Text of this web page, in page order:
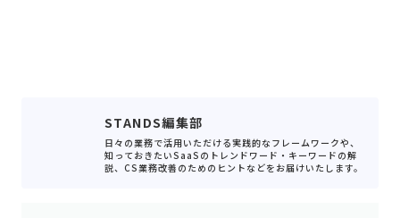
STANDS編集部
日々の業務で活用いただける実践的なフレームワークや、
知っておきたいSaaSのトレンドワード・キーワードの解
説、CS業務改善のためのヒントなどをお届けいたします。